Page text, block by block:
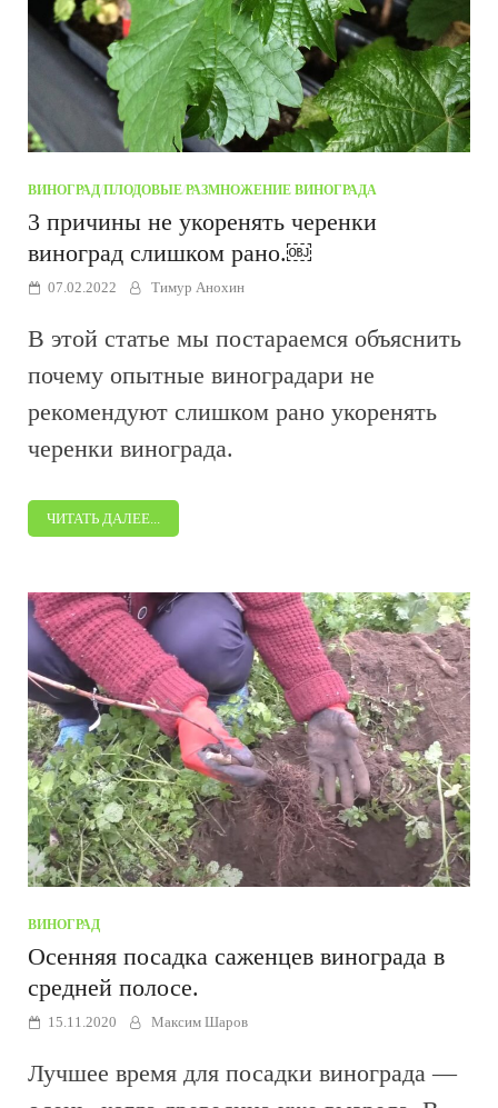
ВИНОГРАД ПЛОДОВЫЕ РАЗМНОЖЕНИЕ ВИНОГРАДА
3 причины не укоренять черенки
виноград слишком рано.￼
07.02.2022 Тимур Анохин
В этой статье мы постараемся объяснить
почему опытные виноградари не
рекомендуют слишком рано укоренять
черенки винограда.
ЧИТАТЬ ДАЛЕЕ...
ВИНОГРАД
Осенняя посадка саженцев винограда в
средней полосе.
15.11.2020 Максим Шаров
Лучшее время для посадки винограда —